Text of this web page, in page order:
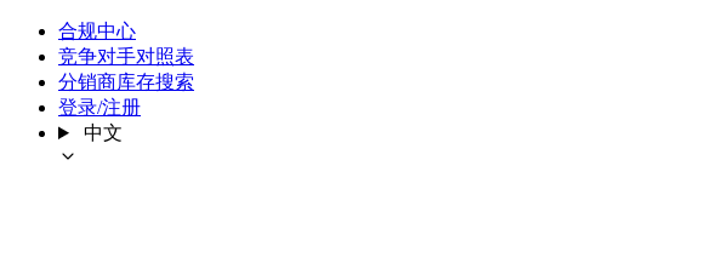
合规中心
竞争对手对照表
分销商库存搜索
登录/注册
中文